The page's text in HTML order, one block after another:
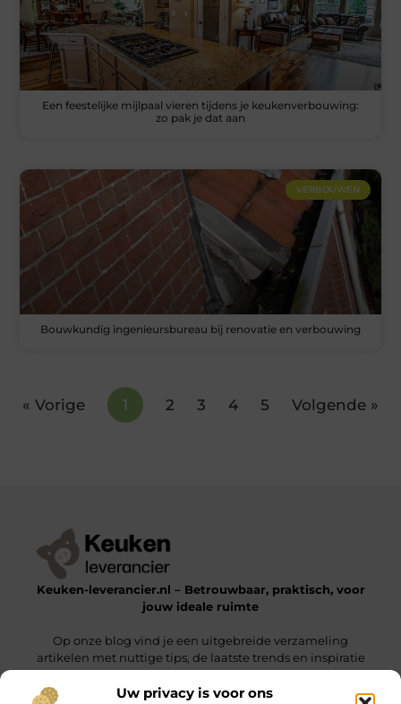
Uw privacy is voor ons
Een feestelijke mijlpaal vieren tijdens je keukenverbouwing:
zo pak je dat aan
VERBOUWEN
Bouwkundig ingenieursbureau bij renovatie en verbouwing
« Vorige 1 2 3 4 5 Volgende »
Keuken-leverancier.nl – Betrouwbaar, praktisch, voor
jouw ideale ruimte
Op onze blog vind je een uitgebreide verzameling
artikelen met nuttige tips, de laatste trends en inspiratie
om een functionele en stijlvolle omgeving te realiseren.